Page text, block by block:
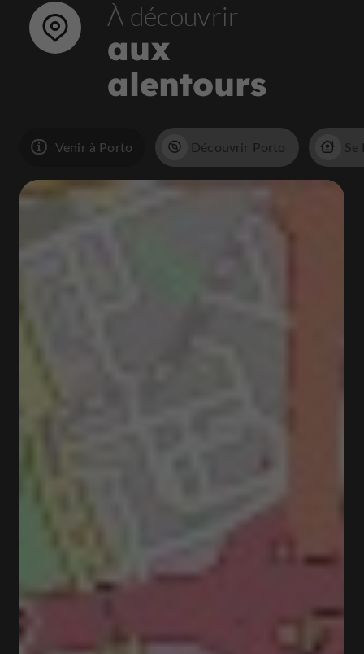
À découvrir
aux
alentours
Venir à Porto Découvrir Porto Se